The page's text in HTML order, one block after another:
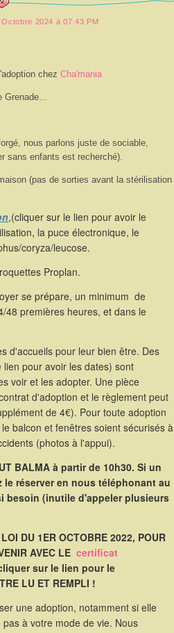
Octobre 2024 à 07:43 PM
chez Cha'mania
Grenade...
nous parlons juste de sociable,
sans enfants est recherché).
(pas de sorties avant la stérilisation
,(cliquer sur le lien pour avoir le
la puce électronique, le
coryza/leucose.
Proplan.
se prépare, un minimum de
48 premières heures, et dans le
d'accueils pour leur bien être. Des
lien pour avoir les dates) sont
voir et les adopter. Une pièce
d'adoption et le règlement peut
de 4€). Pour toute adoption
balcon et fenêtres soient sécurisés à
(photos à l'appui).
BALMA à partir de 10h30. Si un
réserver en nous téléphonant au
besoin (inutile d'appeler plusieurs
DU 1ER OCTOBRE 2022, POUR
AVEC LE certificat
sur le lien pour le
LU ET REMPLI !
une adoption, notamment si elle
à votre mode de vie. Nous